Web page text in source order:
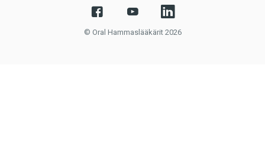
© Oral Hammaslääkärit 2026